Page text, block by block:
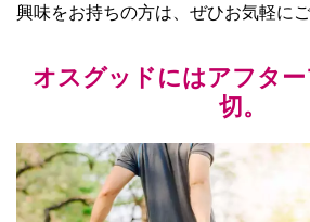
興味をお持ちの方は、ぜひお気軽にご
オスグッドにはアフタ
切。